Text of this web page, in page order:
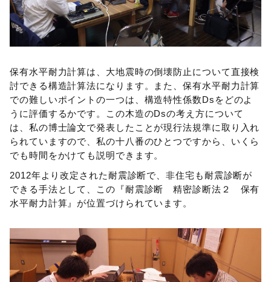
保有水平耐力計算は、大地震時の倒壊防止について直接検
討できる構造計算法になります。また、保有水平耐力計算
での難しいポイントの一つは、構造特性係数Dsをどのよ
うに評価するかです。この木造のDsの考え方について
は、私の博士論文で発表したことが現行法規準に取り入れ
られていますので、私の十八番のひとつですから、いくら
でも時間をかけても説明できます。
2012年より改定された耐震診断で、非住宅も耐震診断が
できる手法として、この『耐震診断 精密診断法２ 保有
水平耐力計算』が位置づけられています。